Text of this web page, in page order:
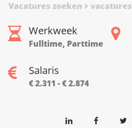
Vacatures zoeken vacatures
Werkweek
Fulltime, Parttime
Salaris
€ 2.311 - € 2.874